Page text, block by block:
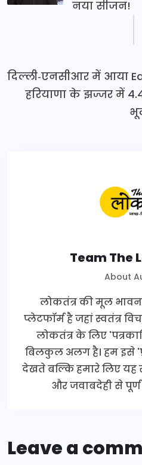
नया सीजन!
दिल्ली‑एनसीआर में आया
हरियाणा के झज्जर में 4.4
Team The
About
लोकतंत्र की मूल
प्लेटफॉर्म है जहां स्वतंत्र
लोकतंत्र के लिए
बिलकुल अलग है। हम इसे
देखते बल्कि हमारे लिए यह
और जवाबदेही से
Leave a